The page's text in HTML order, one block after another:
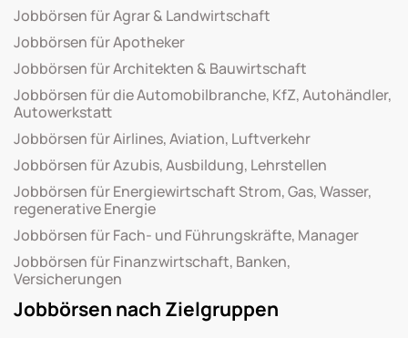
Jobbörsen für Agrar & Landwirtschaft
Jobbörsen für Apotheker
Jobbörsen für Architekten & Bauwirtschaft
Jobbörsen für die Automobilbranche, KfZ, Autohändler,
Autowerkstatt
Jobbörsen für Airlines, Aviation, Luftverkehr
Jobbörsen für Azubis, Ausbildung, Lehrstellen
Jobbörsen für Energiewirtschaft Strom, Gas, Wasser,
regenerative Energie
Jobbörsen für Fach- und Führungskräfte, Manager
Jobbörsen für Finanzwirtschaft, Banken,
Versicherungen
Jobbörsen nach Zielgruppen